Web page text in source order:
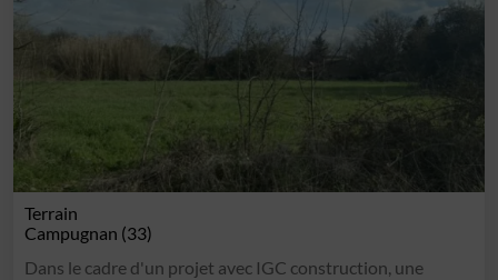
Terrain
Campugnan (33)
Dans le cadre d'un projet avec IGC construction, une